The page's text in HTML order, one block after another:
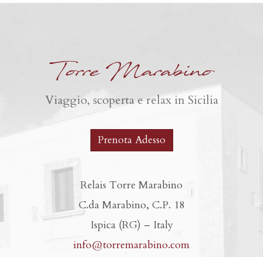
Torre Marabino
Viaggio, scoperta e relax in Sicilia
Prenota Adesso
Relais Torre Marabino
C.da Marabino, C.P. 18
Ispica (RG) – Italy
info@torremarabino.com